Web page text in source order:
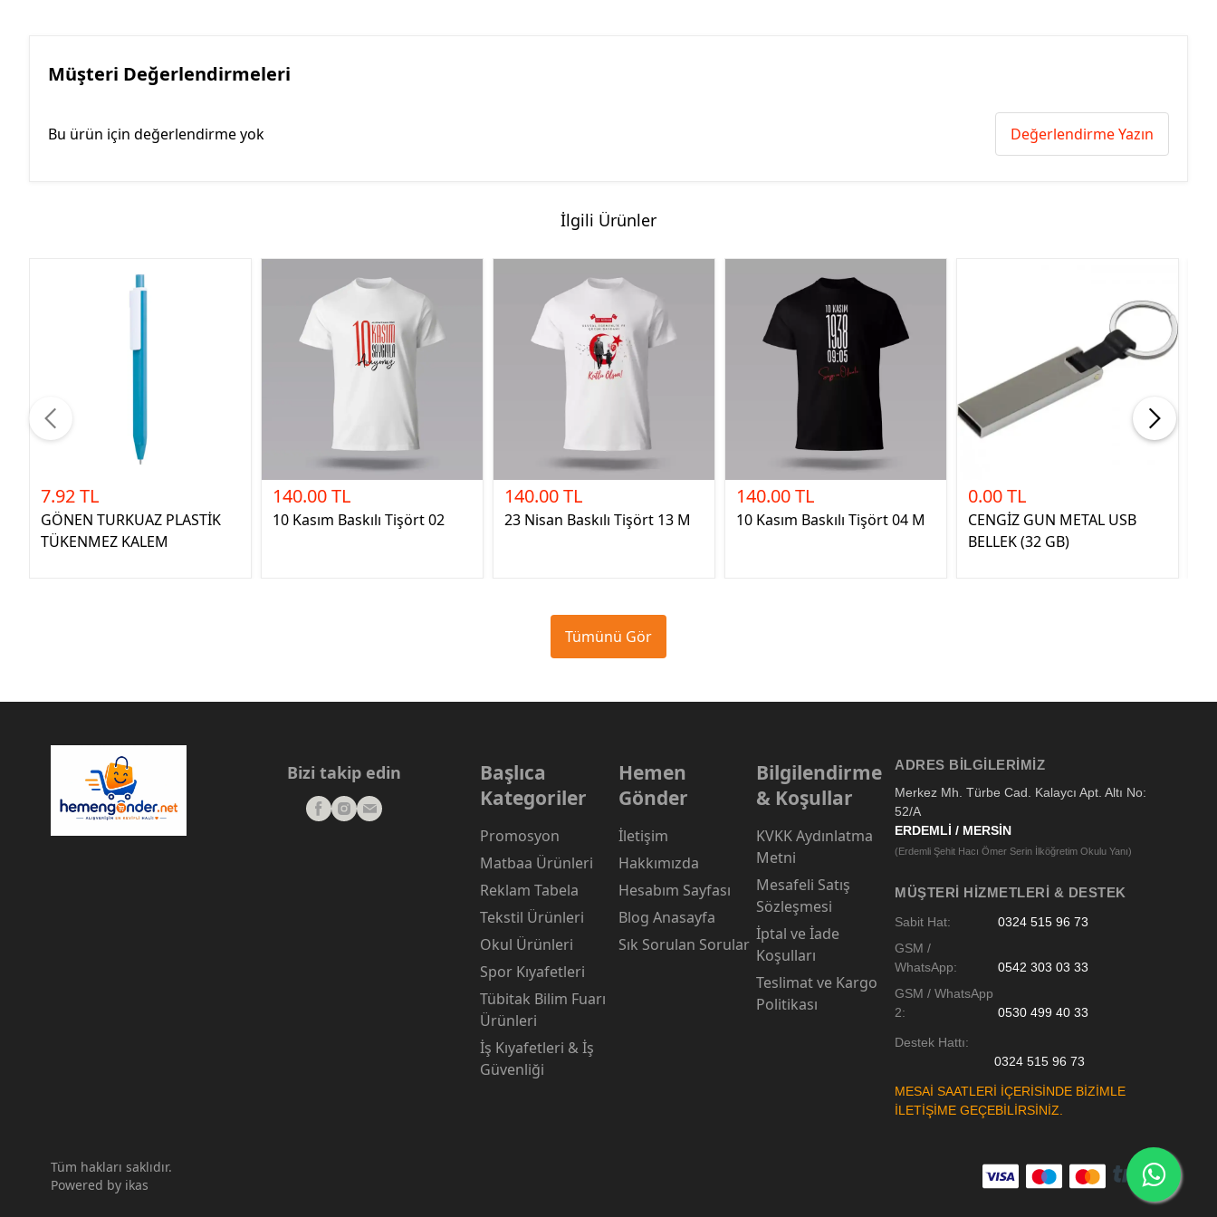
Müşteri Değerlendirmeleri
Bu ürün için değerlendirme yok Değerlendirme Yazın
İlgili Ürünler
7.92 TL
GÖNEN TURKUAZ PLASTİK
TÜKENMEZ KALEM
140.00 TL
10 Kasım Baskılı Tişört 02
140.00 TL
23 Nisan Baskılı Tişört 13 M
140.00 TL
10 Kasım Baskılı Tişört 04 M
0.00 TL
CENGİZ GUN METAL USB
BELLEK (32 GB)
Tümünü Gör
Bizi takip edin
Başlıca
Kategoriler
Promosyon
Matbaa Ürünleri
Reklam Tabela
Tekstil Ürünleri
Okul Ürünleri
Spor Kıyafetleri
Tübitak Bilim Fuarı
Ürünleri
İş Kıyafetleri & İş
Güvenliği
Hemen
Gönder
İletişim
Hakkımızda
Hesabım Sayfası
Blog Anasayfa
Sık Sorulan Sorular
Bilgilendirme
& Koşullar
KVKK Aydınlatma
Metni
Mesafeli Satış
Sözleşmesi
İptal ve İade
Koşulları
Teslimat ve Kargo
Politikası
ADRES BILGILERIMIZ
Merkez Mh. Türbe Cad. Kalaycı Apt. Altı No:
52/A
ERDEMLİ / MERSİN
(Erdemli Şehit Hacı Ömer Serin İlköğretim Okulu Yanı)
MÜŞTERI HIZMETLERI & DESTEK
Sabit Hat:
0324 515 96 73
GSM /
WhatsApp:
0542 303 03 33
GSM / WhatsApp
2:
0530 499 40 33
Destek Hattı:
0324 515 96 73
MESAİ SAATLERİ İÇERİSİNDE BİZİMLE
İLETİŞİME GEÇEBİLİRSİNİZ.
Tüm hakları saklıdır.
Powered by ikas